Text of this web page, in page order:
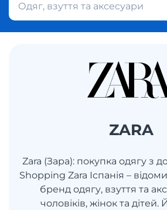
Одяг, взуття та аксесуари
ZARA
Zara (Зара): покупка одягу з
Shopping Zara Іспанія –
бренд одягу, взуття та
чоловіків, жінок та дітей.